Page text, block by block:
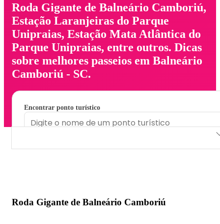
Roda Gigante de Balneário Camboriú,
Estação Laranjeiras do Parque
Unipraias, Estação Mata Atlântica do
Parque Unipraias, entre outros. Dicas
sobre melhores passeios em Balneário
Camboriú - SC.
Encontrar ponto turístico
Roda Gigante de Balneário Camboriú